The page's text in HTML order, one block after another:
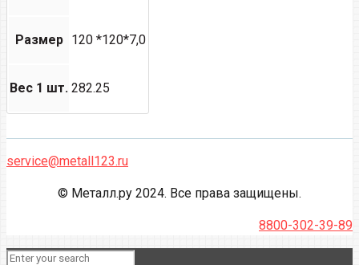
Размер 120 *120*7,0
Вес 1 шт. 282.25
service@metall123.ru
© Металл.ру 2024. Все права защищены.
8800-302-39-89